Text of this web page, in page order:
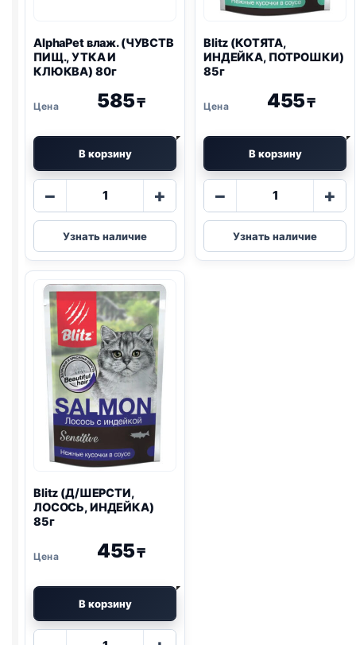
AlphaPet влаж. (ЧУВСТВ
ПИЩ., УТКА И
КЛЮКВА) 80г
585₸
В корзину
−
Количество
AlphaPet
влаж.
(ЧУВСТВ
УТКА
И
КЛЮКВА)
80г
+
Узнать наличие
Blitz (КОТЯТА,
ИНДЕЙКА, ПОТРОШКИ)
85г
455₸
В корзину
−
Количество
Blitz
(КОТЯТА,
ИНДЕЙКА,
+
Узнать наличие
Blitz (Д/ШЕРСТИ,
ЛОСОСЬ, ИНДЕЙКА)
85г
455₸
В корзину
Количество